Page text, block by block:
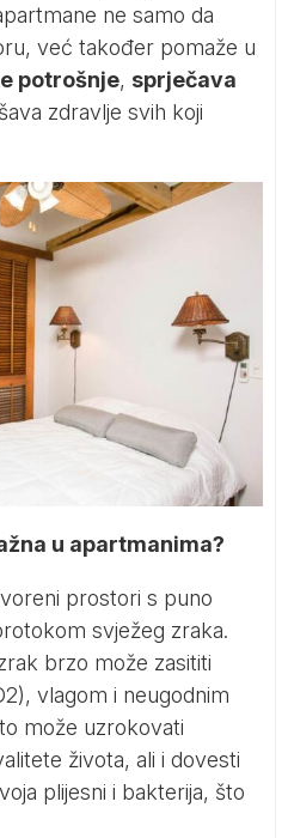
ne samo da
već također pomaže u
potrošnje, sprječava
zdravlje svih koji
u apartmanima?
prostori s puno
svježeg zraka.
brzo može zasititi
vlagom i neugodnim
može uzrokovati
života, ali i dovesti
plijesni i bakterija, što